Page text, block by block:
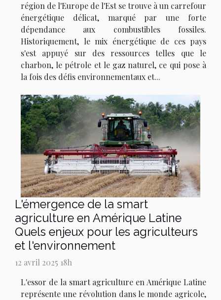
région de l'Europe de l'Est se trouve à un carrefour
énergétique délicat, marqué par une forte
dépendance aux combustibles fossiles.
Historiquement, le mix énergétique de ces pays
s'est appuyé sur des ressources telles que le
charbon, le pétrole et le gaz naturel, ce qui pose à
la fois des défis environnementaux et...
L'émergence de la smart
agriculture en Amérique Latine
Quels enjeux pour les agriculteurs
et l'environnement
12 avril 2025 18h
L'essor de la smart agriculture en Amérique Latine
représente une révolution dans le monde agricole,